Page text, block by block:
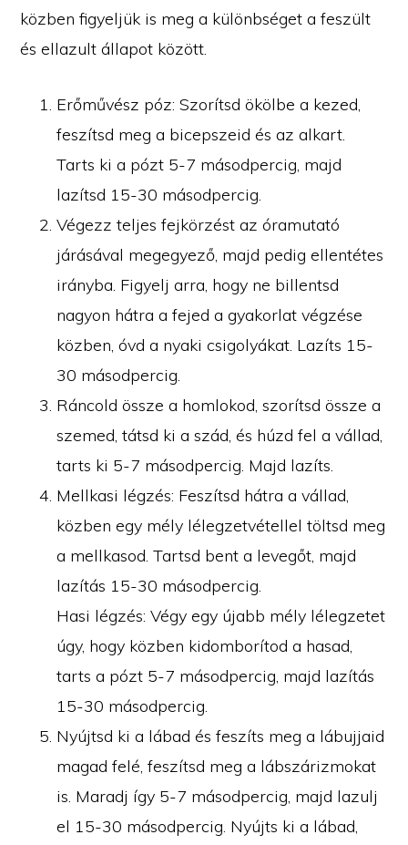
közben figyeljük is meg a különbséget a feszült
és ellazult állapot között.
Erőművész póz: Szorítsd ökölbe a kezed,
feszítsd meg a bicepszeid és az alkart.
Tarts ki a pózt 5-7 másodpercig, majd
lazítsd 15-30 másodpercig.
Végezz teljes fejkörzést az óramutató
járásával megegyező, majd pedig ellentétes
irányba. Figyelj arra, hogy ne billentsd
nagyon hátra a fejed a gyakorlat végzése
közben, óvd a nyaki csigolyákat. Lazíts 15-
30 másodpercig.
Ráncold össze a homlokod, szorítsd össze a
szemed, tátsd ki a szád, és húzd fel a vállad,
tarts ki 5-7 másodpercig. Majd lazíts.
Mellkasi légzés: Feszítsd hátra a vállad,
közben egy mély lélegzetvétellel töltsd meg
a mellkasod. Tartsd bent a levegőt, majd
lazítás 15-30 másodpercig.
Hasi légzés: Végy egy újabb mély lélegzetet
úgy, hogy közben kidomborítod a hasad,
tarts a pózt 5-7 másodpercig, majd lazítás
15-30 másodpercig.
Nyújtsd ki a lábad és feszíts meg a lábujjaid
magad felé, feszítsd meg a lábszárizmokat
is. Maradj így 5-7 másodpercig, majd lazulj
el 15-30 másodpercig. Nyújts ki a lábad,